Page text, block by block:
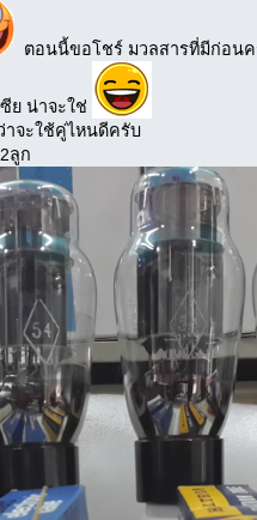
ตอนนี้ขอโชร์ มวลสารที่มีก่อน
ย น่าจะใช่
าจะใช้คู่ไหนดีครับ
ลูก